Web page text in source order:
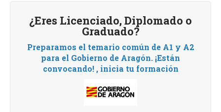
¿Eres Licenciado, Diplomado o
Graduado?
Preparamos el temario común de A1 y A2
para el Gobierno de Aragón. ¡Están
convocando! , inicia tu formación